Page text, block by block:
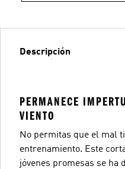
Descripción
PERMANECE
VIENTO
No permitas que el mal
entrenamiento. Este
jóvenes promesas se ha